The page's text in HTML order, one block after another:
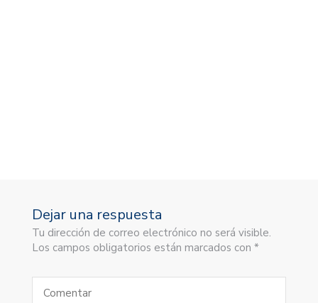
Dejar una respuesta
Tu dirección de correo electrónico no será visible.
Los campos obligatorios están marcados con *